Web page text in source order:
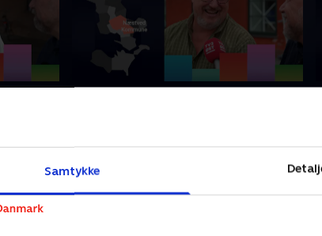
Samtykke
i
bevare byens oaser? Kommunalvalget
vækker stærke følelser.
27. oktober 2025 • 10 min